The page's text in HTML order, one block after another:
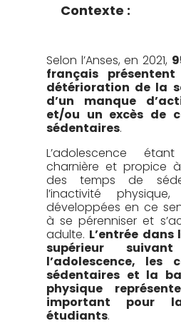
Contexte :
Selon l’Anses, en 2021,
français
détérioration de la
d’un manque
et/ou un excès de
sédentaires.
L’adolescence
charnière et propice
des temps de
l’inactivité
développées en ce
à se pérenniser et
adulte. L’entrée dans
supérieur
l’adolescence, les
sédentaires et la
physique
important pour
étudiants.